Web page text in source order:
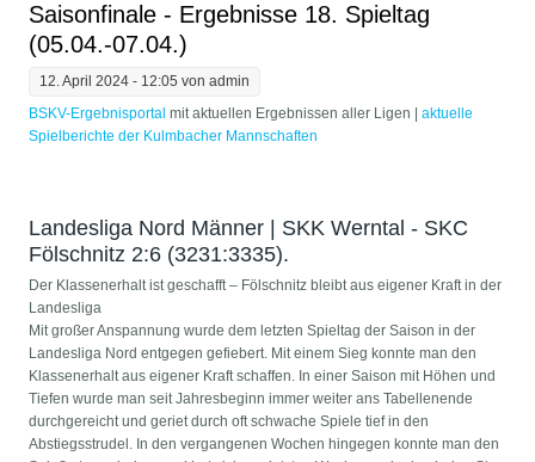
Saisonfinale - Ergebnisse 18. Spieltag
(05.04.-07.04.)
12. April 2024 - 12:05 vonadmin
BSKV-Ergebnisportal mit aktuellen Ergebnissen aller Ligen | ​aktuelle
Spielberichte der Kulmbacher Mannschaften
Landesliga Nord Männer | SKK Werntal - SKC
Fölschnitz 2:6 (3231:3335).
Der Klassenerhalt ist geschafft – Fölschnitz bleibt aus eigener Kraft in der
Landesliga
Mit großer Anspannung wurde dem letzten Spieltag der Saison in der
Landesliga Nord entgegen gefiebert. Mit einem Sieg konnte man den
Klassenerhalt aus eigener Kraft schaffen. In einer Saison mit Höhen und
Tiefen wurde man seit Jahresbeginn immer weiter ans Tabellenende
durchgereicht und geriet durch oft schwache Spiele tief in den
Abstiegsstrudel. In den vergangenen Wochen hingegen konnte man den